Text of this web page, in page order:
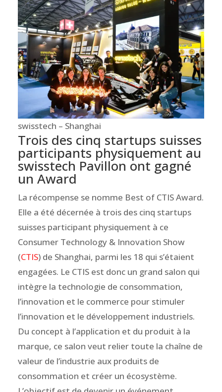
swisstech – Shanghai
Trois des cinq startups suisses
participants physiquement au
swisstech Pavillon ont gagné
un Award
La récompense se nomme Best of CTIS Award.
Elle a été décernée à trois des cinq startups
suisses participant physiquement à ce
Consumer Technology & Innovation Show
(CTIS) de Shanghai, parmi les 18 qui s’étaient
engagées. Le CTIS est donc un grand salon qui
intègre la technologie de consommation,
l’innovation et le commerce pour stimuler
l’innovation et le développement industriels.
Du concept à l’application et du produit à la
marque, ce salon veut relier toute la chaîne de
valeur de l’industrie aux produits de
consommation et créer un écosystème.